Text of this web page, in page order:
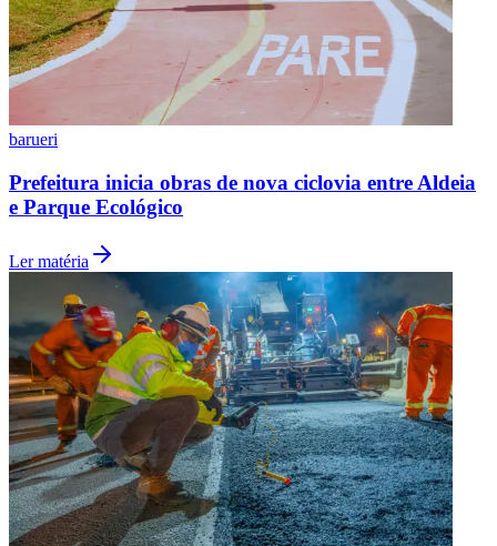
São Paulo
barueri
Prefeitura inicia obras de nova ciclovia entre Aldeia
e Parque Ecológico
Ler matéria